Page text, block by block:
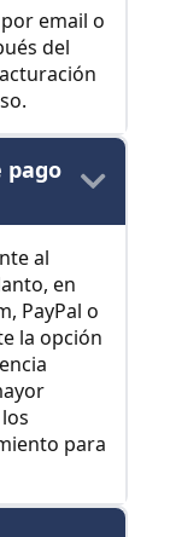
email o
del
pago
al
en
PayPal o
la opción
para